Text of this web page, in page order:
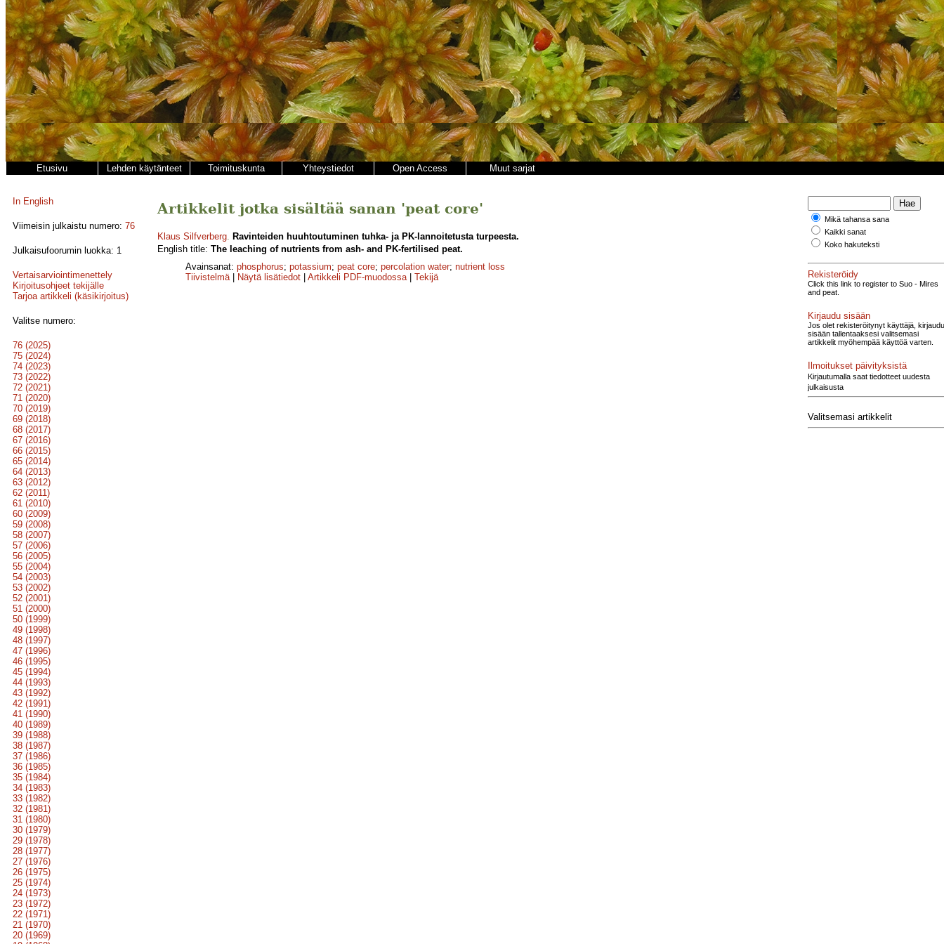
Etusivu Lehden käytänteet Toimituskunta Yhteystiedot Open Access Muut sarjat
In English
Viimeisin julkaistu numero: 76
Julkaisufoorumin luokka: 1
Vertaisarviointimenettely
Kirjoitusohjeet tekijälle
Tarjoa artikkeli (käsikirjoitus)
Valitse numero:
76 (2025)
75 (2024)
74 (2023)
73 (2022)
72 (2021)
71 (2020)
70 (2019)
69 (2018)
68 (2017)
67 (2016)
66 (2015)
65 (2014)
64 (2013)
63 (2012)
62 (2011)
61 (2010)
60 (2009)
59 (2008)
58 (2007)
57 (2006)
56 (2005)
55 (2004)
54 (2003)
53 (2002)
52 (2001)
51 (2000)
50 (1999)
49 (1998)
48 (1997)
47 (1996)
46 (1995)
45 (1994)
44 (1993)
43 (1992)
42 (1991)
41 (1990)
40 (1989)
39 (1988)
38 (1987)
37 (1986)
36 (1985)
35 (1984)
34 (1983)
33 (1982)
32 (1981)
31 (1980)
30 (1979)
29 (1978)
28 (1977)
27 (1976)
26 (1975)
25 (1974)
24 (1973)
23 (1972)
22 (1971)
21 (1970)
20 (1969)
Artikkelit jotka sisältää sanan 'peat core'
Klaus Silfverberg. Ravinteiden huuhtoutuminen tuhka- ja PK-lannoitetusta turpeesta.
English title: The leaching of nutrients from ash- and PK-fertilised peat.
Avainsanat: phosphorus; potassium; peat core; percolation water; nutrient loss
Tiivistelmä| Näytä lisätiedot Artikkeli PDF-muodossa| Tekijä
Mikä tahansa sana
Kaikki sanat
Koko hakuteksti
Rekisteröidy
Click this link to register to Suo - Mires
and peat.
Kirjaudu sisään
Jos olet rekisteröitynyt käyttäjä, kirjaudu
sisään tallentaaksesi valitsemasi
artikkelit myöhempää käyttöä varten.
Ilmoitukset päivityksistä
Kirjautumalla saat tiedotteet uudesta
julkaisusta
Valitsemasi artikkelit